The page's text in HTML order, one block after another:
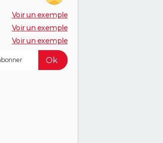
Voir un exemple
Voir un exemple
Voir un exemple